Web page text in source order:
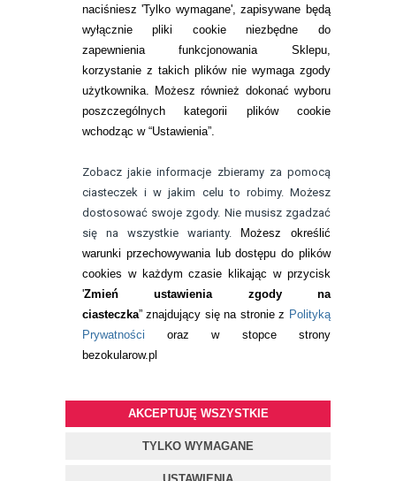
naciśniesz 'Tylko wymagane', zapisywane będą
wyłącznie pliki cookie niezbędne do
zapewnienia funkcjonowania Sklepu,
korzystanie z takich plików nie wymaga zgody
użytkownika. Możesz również dokonać wyboru
poszczególnych kategorii plików cookie
wchodząc w “Ustawienia”.
Zobacz jakie informacje zbieramy za pomocą
ciasteczek i w jakim celu to robimy. Możesz
dostosować swoje zgody. Nie musisz zgadzać
się na wszystkie warianty.
Możesz określić
warunki przechowywania lub dostępu do plików
cookies w każdym czasie klikając w przycisk
'Zmień ustawienia zgody na
ciasteczka” znajdujący się na stronie z Polityką
Prywatności oraz w stopce strony
bezokularow.pl
AKCEPTUJĘ WSZYSTKIE
TYLKO WYMAGANE
KONTAKT
telefon:
22 113 44 42
telefon:
732 08 08 72
kontakt@bezokularow.pl
BEZOKULARÓW.PL | soczewki kontaktowe i płyny